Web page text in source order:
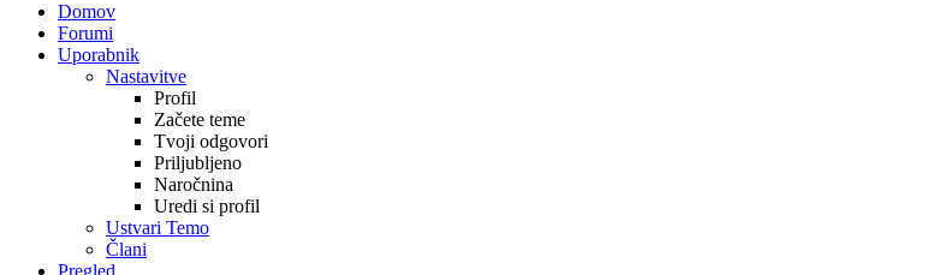
Domov
Forumi
Uporabnik
Nastavitve
Profil
Začete teme
Tvoji odgovori
Priljubljeno
Naročnina
Uredi si profil
Ustvari Temo
Člani
Pregled